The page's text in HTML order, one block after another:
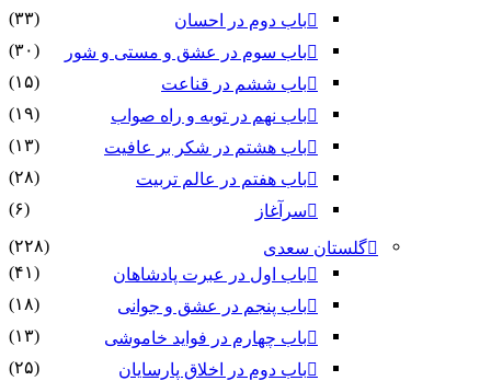
باب دوم در احسان
(۳۳)
باب سوم در عشق و مستی و شور
(۳۰)
باب ششم در قناعت
(۱۵)
باب نهم در توبه و راه صواب
(۱۹)
باب هشتم در شکر بر عافیت
(۱۳)
باب هفتم در عالم تربیت
(۲۸)
سرآغاز
(۶)
گلستان سعدی
(۲۲۸)
باب اول در عبرت پادشاهان
(۴۱)
باب پنجم در عشق و جوانى
(۱۸)
باب چهارم در فواید خاموشى
(۱۳)
باب دوم در اخلاق پارسایان
(۲۵)